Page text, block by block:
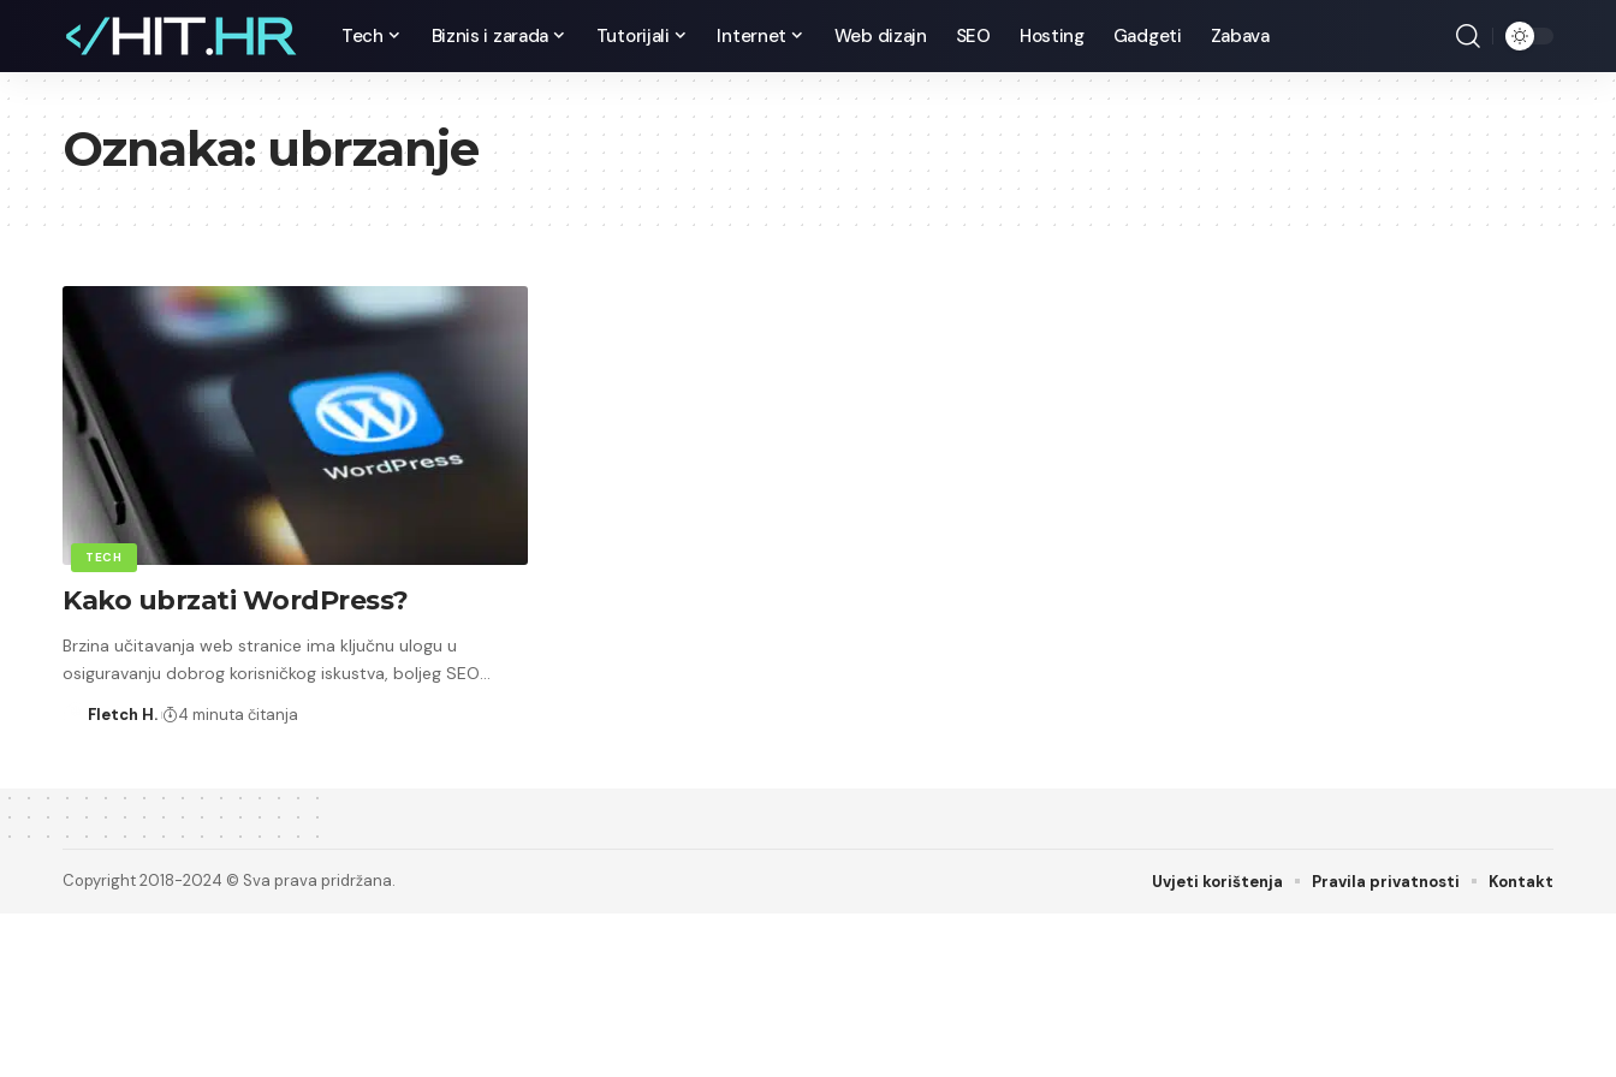
Tech Biznis i zarada Tutorijali Internet Web dizajn SEO Hosting Gadgeti Zabava
Oznaka:ubrzanje
TECH
Kako ubrzati WordPress?
Brzina učitavanja web stranice ima ključnu ulogu u
osiguravanju dobrog korisničkog iskustva, boljeg SEO…
Fletch H. 4 minuta čitanja
Copyright 2018-2024 © Sva prava pridržana. Uvjeti korištenja Pravila privatnosti Kontakt